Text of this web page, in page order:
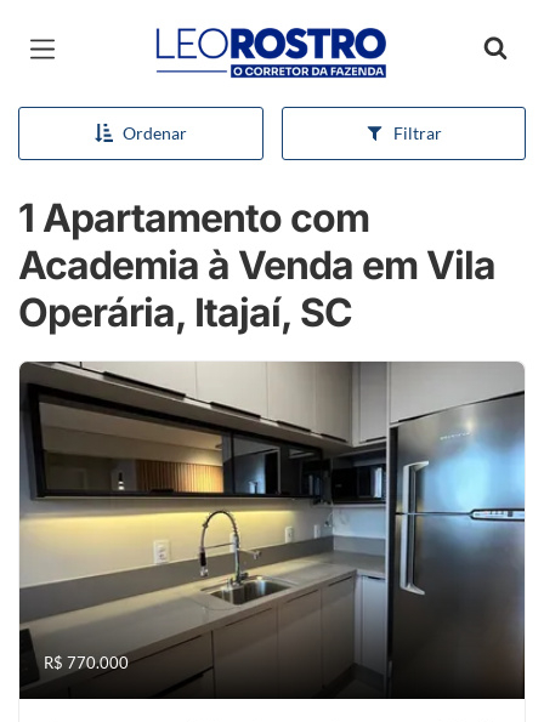
Página inicial
Ordenar Filtrar
1 Apartamento com
Academia à Venda em Vila
Operária, Itajaí, SC
R$ 770.000